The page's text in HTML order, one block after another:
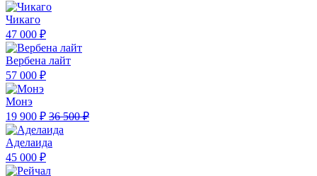
Чикаго
47 000 ₽
Вербена лайт
57 000 ₽
Монэ
19 900 ₽ 36 500 ₽
Аделаида
45 000 ₽